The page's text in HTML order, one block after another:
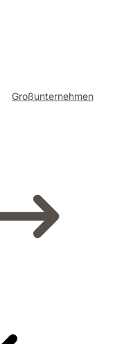
Großunternehmen